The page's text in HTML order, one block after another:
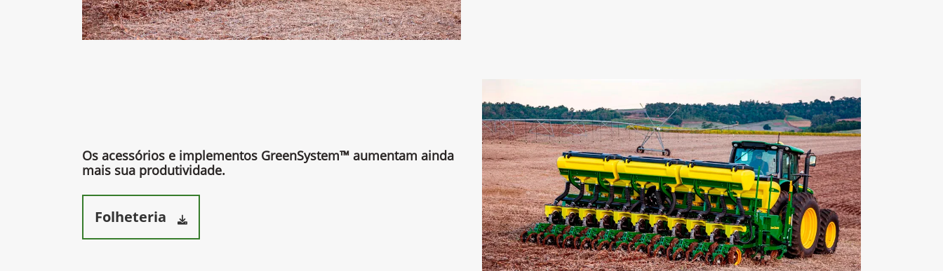
Os acessórios e implementos GreenSystem™ aumentam ainda
mais sua produtividade.​
Folheteria